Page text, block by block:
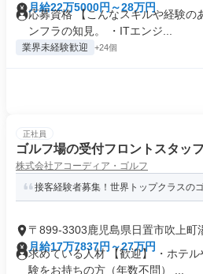
月給22万5000円～28万円
応募資格 【こんなスキルや経験の
ンフラの知見。 ・ITエンジ...
業界未経験歓迎 +24個
正社員
ゴルフ場の受付フロントスタッフ
株式会社アコーディア・ゴルフ
接客経験者募集！世界トップクラスの
〒899-3303鹿児島県日置市吹上町
月給17万7837円～27万円
求めている人材 【歓迎】 ・ホテ
験をお持ちの方（年数不問） ...